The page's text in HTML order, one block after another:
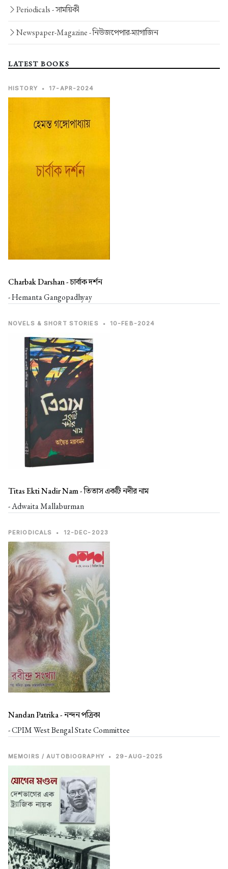
Periodicals -সাময়িকী
Newspaper-Magazine -নিউজপেপার-ম্যাগাজিন
LATEST BOOKS
HISTORY • 17-APR-2024
Charbak Darshan -চার্বাক দর্শন
- Hemanta Gangopadhyay
NOVELS & SHORT STORIES • 10-FEB-2024
Titas Ekti Nadir Nam -তিতাস একটি নদীর নাম
- Adwaita Mallaburman
PERIODICALS • 12-DEC-2023
Nandan Patrika -নন্দন পত্রিকা
- CPIM West Bengal State Committee
MEMOIRS / AUTOBIOGRAPHY • 29-AUG-2025